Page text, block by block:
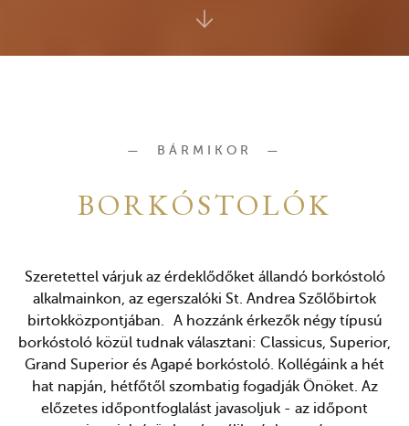
BÁRMIKOR
BORKÓSTOLÓK
Szeretettel várjuk az érdeklődőket állandó borkóstoló
alkalmainkon, az egerszalóki St. Andrea Szőlőbirtok
birtokközpontjában. A hozzánk érkezők négy típusú
borkóstoló közül tudnak választani: Classicus, Superior,
Grand Superior és Agapé borkóstoló. Kollégáink a hét
hat napján, hétfőtől szombatig fogadják Önöket. Az
előzetes időpontfoglalást javasoljuk - az időpont